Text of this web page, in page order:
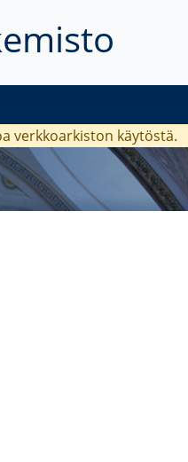
verkkoarkiston käytöstä.